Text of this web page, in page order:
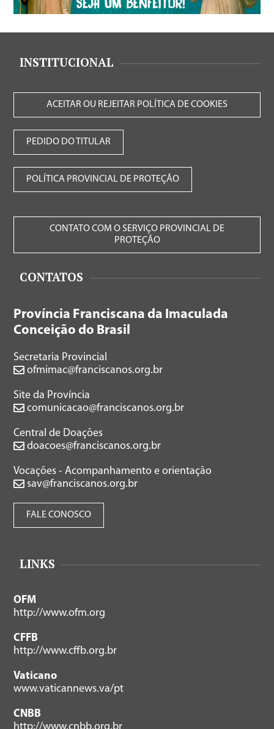
INSTITUCIONAL
ACEITAR OU REJEITAR POLÍTICA DE COOKIES
PEDIDO DO TITULAR
POLÍTICA PROVINCIAL DE PROTEÇÃO
CONTATO COM O SERVIÇO PROVINCIAL DE
PROTEÇÃO
CONTATOS
Província Franciscana da Imaculada
Conceição do Brasil
Secretaria Provincial
ofmimac@franciscanos.org.br
Site da Província
comunicacao@franciscanos.org.br
Central de Doações
doacoes@franciscanos.org.br
Vocações - Acompanhamento e orientação
sav@franciscanos.org.br
FALE CONOSCO
LINKS
OFM
http://www.ofm.org
CFFB
http://www.cffb.org.br
Vaticano
www.vaticannews.va/pt
CNBB
http://www.cnbb.org.br